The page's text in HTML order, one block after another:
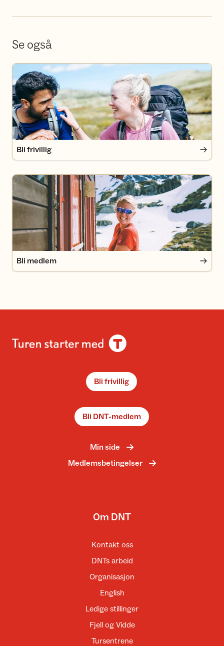
Se også
Bli frivillig
Bli frivillig
Bli medlem
Bli medlem
Bli frivillig
Bli DNT-medlem
Min side
Medlemsbetingelser
Om DNT
Kontakt oss
DNTs arbeid
Organisasjon
English
Ledige stillinger
Fjell og Vidde
Tursentrene